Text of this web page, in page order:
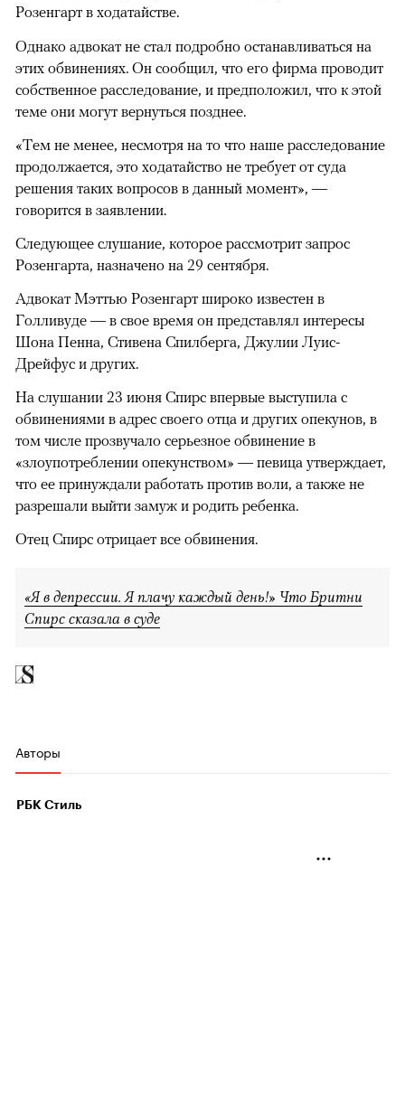
Розенгарт в ходатайстве.
00:00 / 00:00
Однако адвокат не стал подробно останавливаться на
этих обвинениях. Он сообщил, что его фирма проводит
собственное расследование, и предположил, что к этой
теме они могут вернуться позднее.
«Тем не менее, несмотря на то что наше расследование
продолжается, это ходатайство не требует от суда
решения таких вопросов в данный момент», —
говорится в заявлении.
Следующее слушание, которое рассмотрит запрос
Розенгарта, назначено на 29 сентября.
Адвокат Мэттью Розенгарт широко известен в
Голливуде — в свое время он представлял интересы
Шона Пенна, Стивена Спилберга, Джулии Луис-
Дрейфус и других.
На слушании 23 июня Спирс впервые выступила с
обвинениями в адрес своего отца и других опекунов, в
том числе прозвучало серьезное обвинение в
«злоупотреблении опекунством» — певица утверждает,
что ее принуждали работать против воли, а также не
разрешали выйти замуж и родить ребенка.
Отец Спирс отрицает все обвинения.
«Я в депрессии. Я плачу каждый день!» Что Бритни
Спирс сказала в суде
Авторы
РБК Стиль